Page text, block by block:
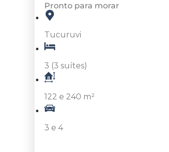
Pronto para morar
Tucuruvi
3 (3 suítes)
122 e 240 m²
3 e 4